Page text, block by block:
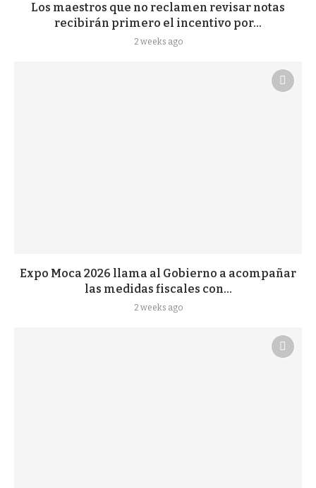
Los maestros que no reclamen revisar notas
recibirán primero el incentivo por...
2 weeks ago
Expo Moca 2026 llama al Gobierno a acompañar
las medidas fiscales con...
2 weeks ago